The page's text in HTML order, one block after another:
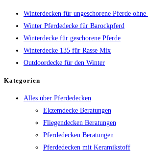
Winterdecken für ungeschorene Pferde ohne
Winter Pferdedecke für Barockpferd
Winterdecke für geschorene Pferde
Winterdecke 135 für Rasse Mix
Outdoordecke für den Winter
Kategorien
Alles über Pferdedecken
Ekzemdecke Beratungen
Fliegendecken Beratungen
Pferdedecken Beratungen
Pferdedecken mit Keramikstoff